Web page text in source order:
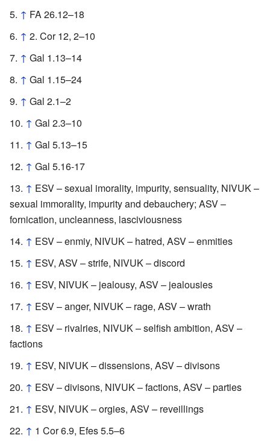
↑ FA 26.12–18
↑ 2. Cor 12, 2–10
↑ Gal 1.13–14
↑ Gal 1.15–24
↑ Gal 2.1–2
↑ Gal 2.3–10
↑ Gal 5.13–15
↑ Gal 5.16-17
↑ ESV – sexual imorality, impurity, sensuality, NIVUK –
sexual immorality, impurity and debauchery; ASV –
fornication, uncleanness, lasciviousness
↑ ESV – enmiy, NIVUK – hatred, ASV – enmities
↑ ESV, ASV – strife, NIVUK – discord
↑ ESV, NIVUK – jealousy, ASV – jealousies
↑ ESV – anger, NIVUK – rage, ASV – wrath
↑ ESV – rivalries, NIVUK – selfish ambition, ASV –
factions
↑ ESV, NIVUK – dissensions, ASV – divisons
↑ ESV – divisons, NIVUK – factions, ASV – parties
↑ ESV, NIVUK – orgies, ASV – reveillings
↑ 1 Cor 6.9, Efes 5.5–6